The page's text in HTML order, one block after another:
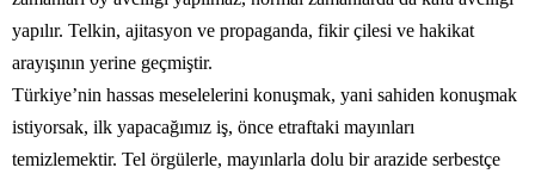
yapılır. Telkin, ajitasyon ve propaganda, fikir çilesi ve hakikat
arayışının yerine geçmiştir.
Türkiye’nin hassas meselelerini konuşmak, yani sahiden konuşmak
istiyorsak, ilk yapacağımız iş, önce etraftaki mayınları
temizlemektir. Tel örgülerle, mayınlarla dolu bir arazide serbestçe